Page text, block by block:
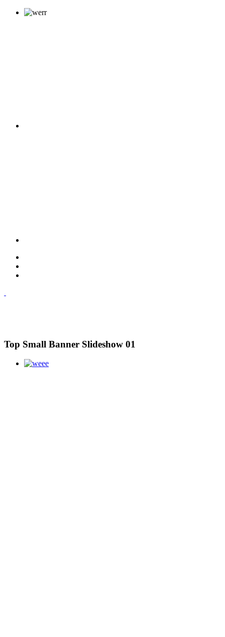
Top Small Banner Slideshow 01